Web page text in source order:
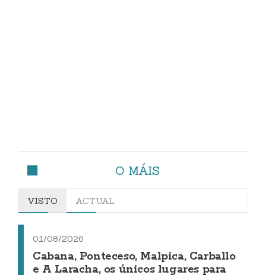
O MÁIS
VISTO ACTUAL
01/08/2026
Cabana, Ponteceso, Malpica, Carballo
e A Laracha, os únicos lugares para